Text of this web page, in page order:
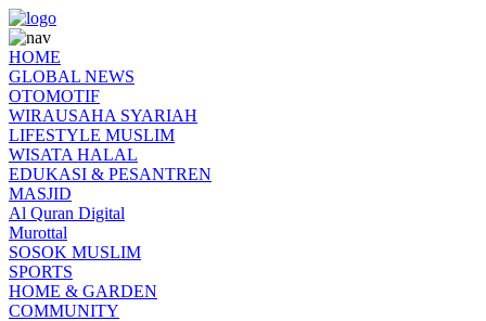
HOME
GLOBAL NEWS
OTOMOTIF
WIRAUSAHA SYARIAH
LIFESTYLE MUSLIM
WISATA HALAL
EDUKASI & PESANTREN
MASJID
Al Quran Digital
Murottal
SOSOK MUSLIM
SPORTS
HOME & GARDEN
COMMUNITY